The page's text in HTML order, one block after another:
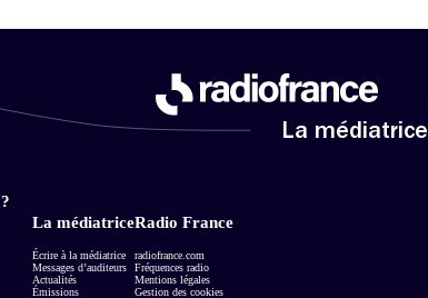
La médiatrice
La médiatrice
Écrire à la médiatrice
Messages d’auditeurs
Actualités
Émissions
Radio France
radiofrance.com
Fréquences radio
Mentions légales
Gestion des cookies